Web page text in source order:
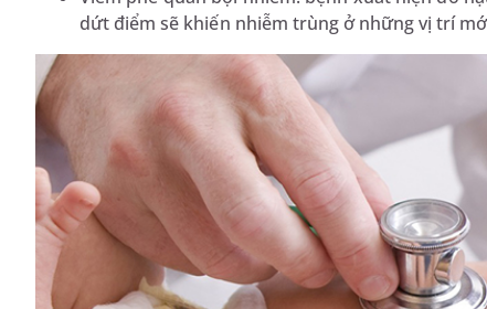
dứt điểm sẽ khiến nhiễm trùng ở những vị trí